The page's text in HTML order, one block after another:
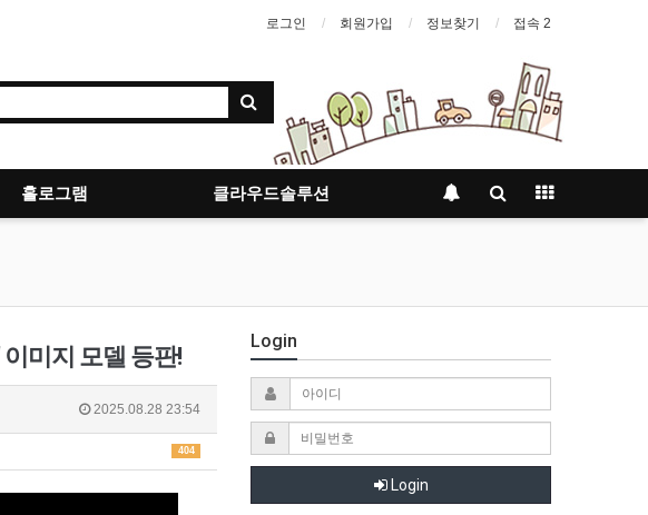
로그인 회원가입 정보찾기 접속 2
홀로그램 클라우드솔루션
미지 모델 등판!
2025.08.28 23:54
404
Login
Login